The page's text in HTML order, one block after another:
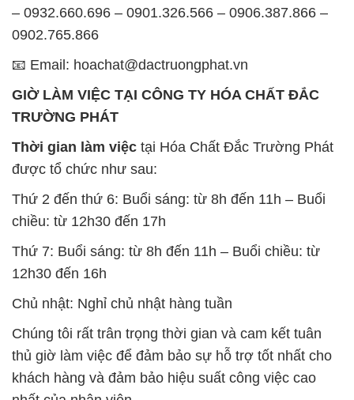
Chủ nhật: Nghỉ chủ nhật hàng tuần
Chúng tôi rất trân trọng thời gian và cam kết tuân
thủ giờ làm việc để đảm bảo sự hỗ trợ tốt nhất cho
khách hàng và đảm bảo hiệu suất công việc cao
nhất của nhân viên.
BẢN ĐỒ MAP TẠI CÔNG TY HÓA CHẤT ĐẮC
TRƯỜNG PHÁT
ĐỊA CHỈ: 1229C Quốc lộ 1A, Phường Bình Trị
Đông B, Quận Bình Tân, Sài Gòn TP. Hồ Chí